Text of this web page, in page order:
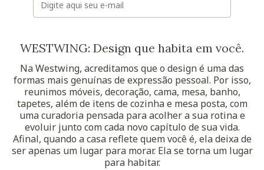
WESTWING: Design que habita em você.
Na Westwing, acreditamos que o design é uma das
formas mais genuínas de expressão pessoal. Por isso,
reunimos móveis, decoração, cama, mesa, banho,
tapetes, além de itens de cozinha e mesa posta, com
uma curadoria pensada para acolher a sua rotina e
evoluir junto com cada novo capítulo de sua vida.
Afinal, quando a casa reflete quem você é, ela deixa de
ser apenas um lugar para morar. Ela se torna um lugar
para habitar.